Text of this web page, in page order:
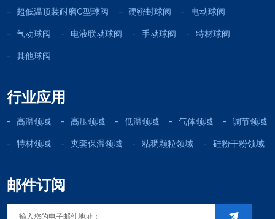
超低温顶装耐磨C型球阀 硬密封球阀 电动球阀
气动球阀 电液联动球阀 手动球阀 特材球阀
其他球阀
行业应用
高温领域 高压领域 低温领域 气体领域 调节领域
特材领域 夹套保温领域 粘稠颗粒领域 硅粉干粉领域
邮件订阅